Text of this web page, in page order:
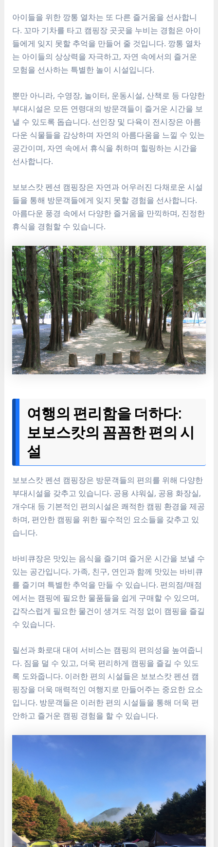
아이들을 위한 깡통 열차는 또 다른 즐거움을 선사합니
다. 꼬마 기차를 타고 캠핑장 곳곳을 누비는 경험은 아이
들에게 잊지 못할 추억을 만들어 줄 것입니다. 깡통 열차
는 아이들의 상상력을 자극하고, 자연 속에서의 즐거운
모험을 선사하는 특별한 놀이 시설입니다.
뿐만 아니라, 수영장, 놀이터, 운동시설, 산책로 등 다양한
부대시설은 모든 연령대의 방문객들이 즐거운 시간을 보
낼 수 있도록 돕습니다. 선인장 및 다육이 전시장은 아름
다운 식물들을 감상하며 자연의 아름다움을 느낄 수 있는
공간이며, 자연 속에서 휴식을 취하며 힐링하는 시간을
선사합니다.
보보스캇 펜션 캠핑장은 자연과 어우러진 다채로운 시설
들을 통해 방문객들에게 잊지 못할 경험을 선사합니다.
아름다운 풍경 속에서 다양한 즐거움을 만끽하며, 진정한
휴식을 경험할 수 있습니다.
여행의 편리함을 더하다:
보보스캇의 꼼꼼한 편의 시
설
보보스캇 펜션 캠핑장은 방문객들의 편의를 위해 다양한
부대시설을 갖추고 있습니다. 공용 샤워실, 공용 화장실,
개수대 등 기본적인 편의시설은 쾌적한 캠핑 환경을 제공
하며, 편안한 캠핑을 위한 필수적인 요소들을 갖추고 있
습니다.
바비큐장은 맛있는 음식을 즐기며 즐거운 시간을 보낼 수
있는 공간입니다. 가족, 친구, 연인과 함께 맛있는 바비큐
를 즐기며 특별한 추억을 만들 수 있습니다. 편의점/매점
에서는 캠핑에 필요한 물품들을 쉽게 구매할 수 있으며,
갑작스럽게 필요한 물건이 생겨도 걱정 없이 캠핑을 즐길
수 있습니다.
릴선과 화로대 대여 서비스는 캠핑의 편의성을 높여줍니
다. 짐을 덜 수 있고, 더욱 편리하게 캠핑을 즐길 수 있도
록 도와줍니다. 이러한 편의 시설들은 보보스캇 펜션 캠
핑장을 더욱 매력적인 여행지로 만들어주는 중요한 요소
입니다. 방문객들은 이러한 편의 시설들을 통해 더욱 편
안하고 즐거운 캠핑 경험을 할 수 있습니다.